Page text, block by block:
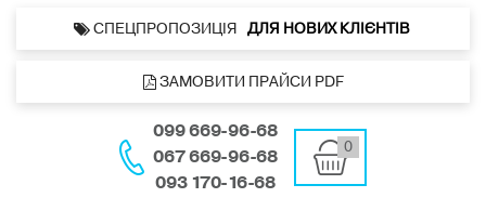
СПЕЦПРОПОЗИЦІЯ ДЛЯ НОВИХ КЛІЄНТІВ
ЗАМОВИТИ ПРАЙСИ PDF
099 669-96-68
067 669-96-68
093 170-16-68
0